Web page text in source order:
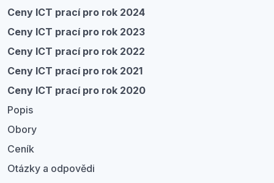
Ceny ICT prací pro rok 2024
Ceny ICT prací pro rok 2023
Ceny ICT prací pro rok 2022
Ceny ICT prací pro rok 2021
Ceny ICT prací pro rok 2020
Popis
Obory
Ceník
Otázky a odpovědi